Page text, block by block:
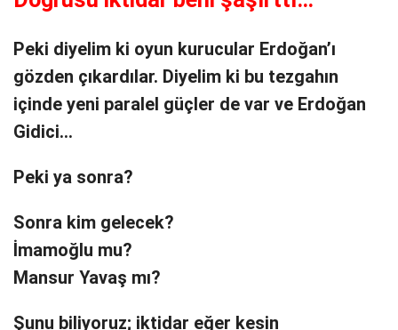
Peki diyelim ki oyun kurucular Erdoğan’ı
gözden çıkardılar. Diyelim ki bu tezgahın
içinde yeni paralel güçler de var ve Erdoğan
Gidici…
Peki ya sonra?
Sonra kim gelecek?
İmamoğlu mu?
Mansur Yavaş mı?
Şunu biliyoruz; iktidar eğer kesin